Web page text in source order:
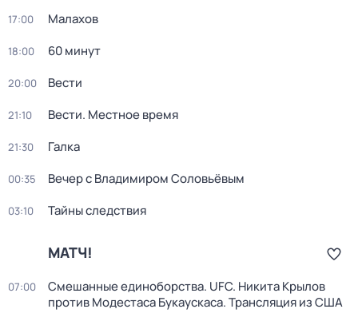
17:00 Малахов
18:00 60 минут
20:00 Вести
21:10 Вести. Местное время
21:30 Галка
00:35 Вечер с Владимиром Соловьёвым
03:10 Тайны следствия
МАТЧ!
07:00
Смешанные единоборства. UFC. Никита Крылов
против Модестаса Букаускаса. Трансляция из США